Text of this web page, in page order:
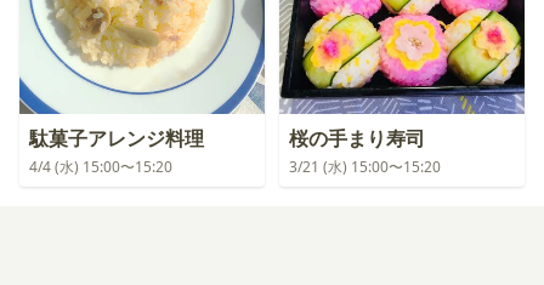
駄菓子アレンジ料理
4/4 (水) 15:00〜15:20
桜の手まり寿司
3/21 (水) 15:00〜15:20